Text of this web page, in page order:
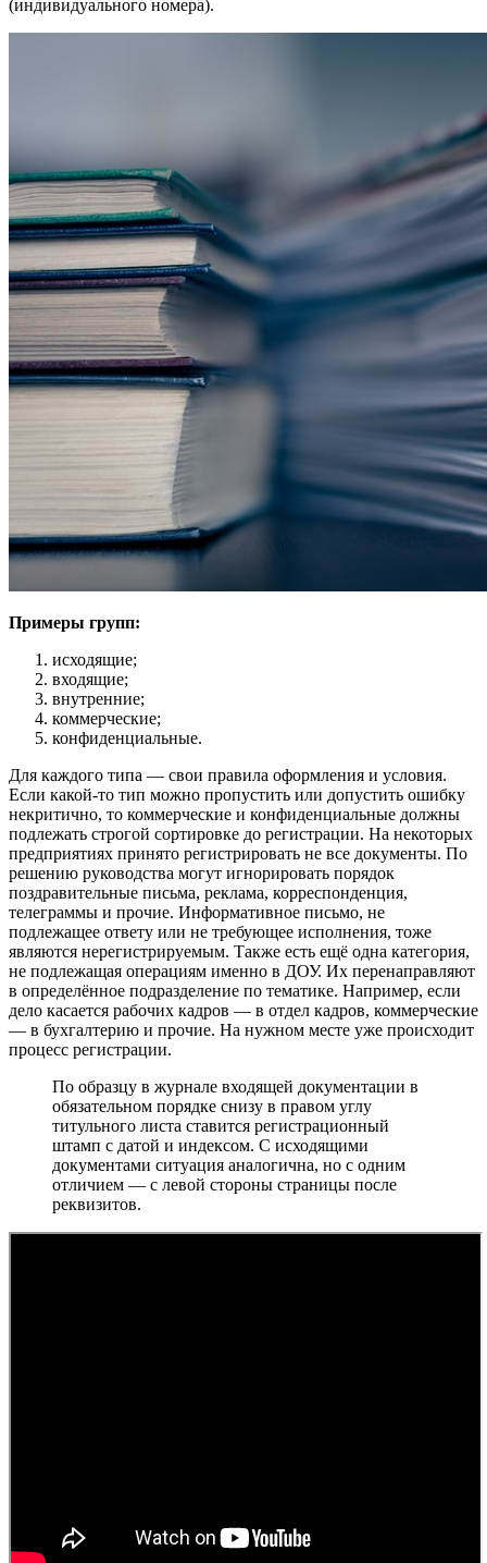
(индивидуального номера).
Примеры групп:
исходящие;
входящие;
внутренние;
коммерческие;
конфиденциальные.
Для каждого типа — свои правила оформления и условия.
Если какой-то тип можно пропустить или допустить ошибку
некритично, то коммерческие и конфиденциальные должны
подлежать строгой сортировке до регистрации. На некоторых
предприятиях принято регистрировать не все документы. По
решению руководства могут игнорировать порядок
поздравительные письма, реклама, корреспонденция,
телеграммы и прочие. Информативное письмо, не
подлежащее ответу или не требующее исполнения, тоже
являются нерегистрируемым. Также есть ещё одна категория,
не подлежащая операциям именно в ДОУ. Их перенаправляют
в определённое подразделение по тематике. Например, если
дело касается рабочих кадров — в отдел кадров, коммерческие
— в бухгалтерию и прочие. На нужном месте уже происходит
процесс регистрации.
По образцу в журнале входящей документации в
обязательном порядке снизу в правом углу
титульного листа ставится регистрационный
штамп с датой и индексом. С исходящими
документами ситуация аналогична, но с одним
отличием — с левой стороны страницы после
реквизитов.